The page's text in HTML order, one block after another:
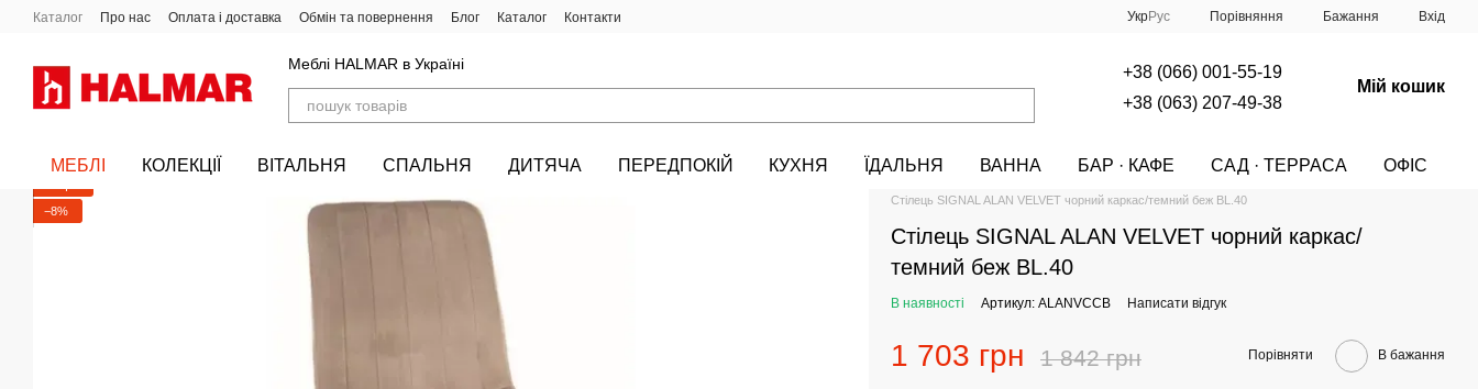
Перейти до основного контенту
Каталог Про нас Оплата і доставка Обмін та повернення Блог Каталог Контакти УкрРус Порівняння Бажання Вхід
Меблі HALMAR в Україні
+38 (066) 001-55-19
+38 (063) 207-49-38
Мій кошик
МЕБЛІ КОЛЕКЦІЇ ВІТАЛЬНЯ СПАЛЬНЯ ДИТЯЧА ПЕРЕДПОКІЙ КУХНЯ ЇДАЛЬНЯ ВАННА БАР · КАФЕ САД · ТЕРРАСА ОФІС
−8%
Стілець SIGNAL ALAN VELVET чорний каркас/темний беж BL.40
Стілець SIGNAL ALAN VELVET чорний каркас/
темний беж BL.40
В наявності Артикул: ALANVCCB Написати відгук
1 703 грн 1 842 грн Порівняти В бажання